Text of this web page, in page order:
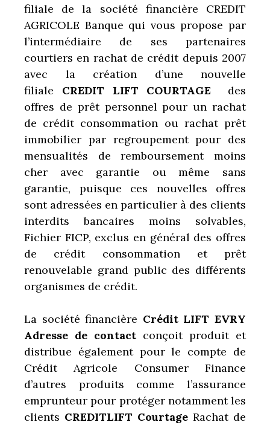
filiale de la société financière CREDIT
AGRICOLE Banque qui vous propose par
l’intermédiaire de ses partenaires
courtiers en rachat de crédit depuis 2007
avec la création d’une nouvelle
filiale CREDIT LIFT COURTAGE des
offres de prêt personnel pour un rachat
de crédit consommation ou rachat prêt
immobilier par regroupement pour des
mensualités de remboursement moins
cher avec garantie ou même sans
garantie, puisque ces nouvelles offres
sont adressées en particulier à des clients
interdits bancaires moins solvables,
Fichier FICP, exclus en général des offres
de crédit consommation et prêt
renouvelable grand public des différents
organismes de crédit.
La société financière Crédit LIFT EVRY
Adresse de contact conçoit produit et
distribue également pour le compte de
Crédit Agricole Consumer Finance
d’autres produits comme l’assurance
emprunteur pour protéger notamment les
clients CREDITLIFT Courtage Rachat de